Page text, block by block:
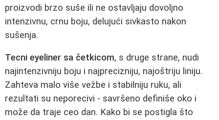
proizvodi brzo suše ili ne ostavljaju dovoljno
intenzivnu, crnu boju, delujući sivkasto nakon
sušenja.
Tecni eyeliner sa četkicom, s druge strane, nudi
najintenzivniju boju i najprecizniju, najoštriju liniju.
Zahteva malo više vežbe i stabilniju ruku, ali
rezultati su neporecivi - savršeno definiše oko i
može da traje ceo dan. Kako bi se postigla što